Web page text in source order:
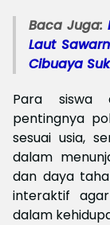
Baca Juga:
Laut
Cibuaya
Para siswa
pentingnya
sesuai usia,
dalam
dan daya
interaktif
dalam